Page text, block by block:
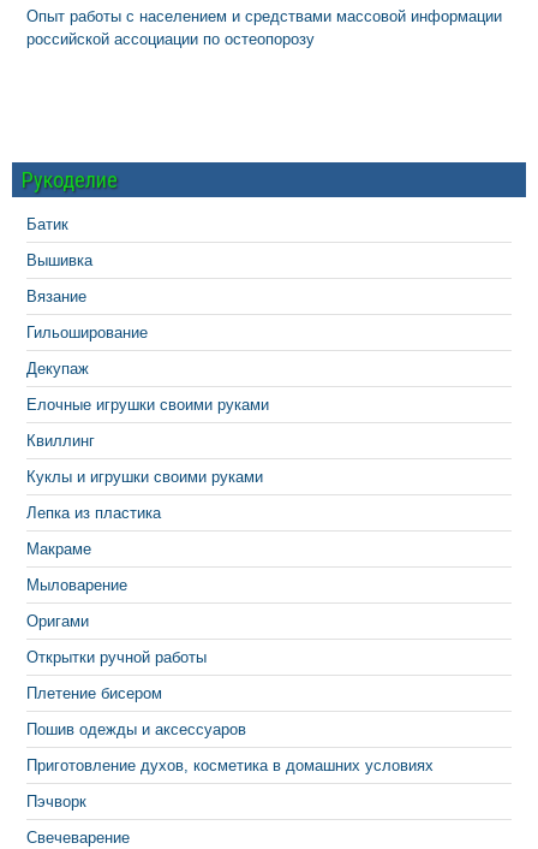
Опыт работы с населением и средствами массовой информации
российской ассоциации по остеопорозу
Рукоделие
Батик
Вышивка
Вязание
Гильоширование
Декупаж
Елочные игрушки своими руками
Квиллинг
Куклы и игрушки своими руками
Лепка из пластика
Макраме
Мыловарение
Оригами
Открытки ручной работы
Плетение бисером
Пошив одежды и аксессуаров
Приготовление духов, косметика в домашних условиях
Пэчворк
Свечеварение